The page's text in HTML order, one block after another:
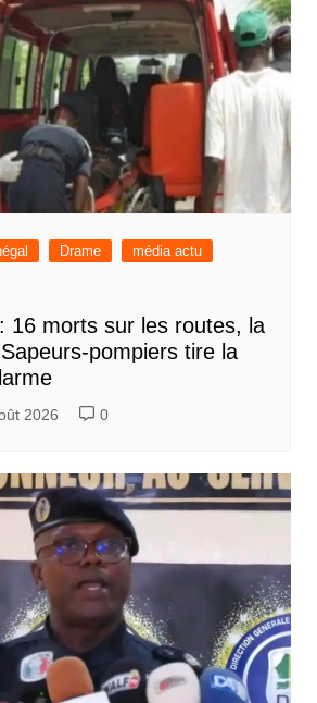
Drame
média actu
16 morts sur les routes, la
pompiers tire la
2026 0